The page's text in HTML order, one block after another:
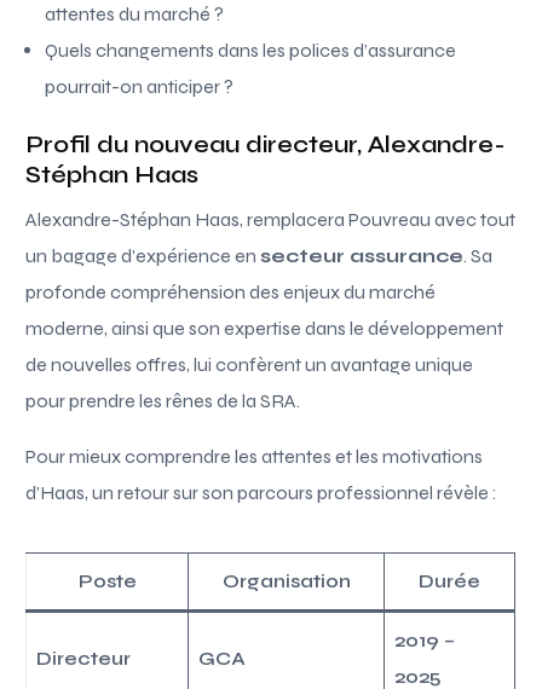
attentes du marché ?
Quels changements dans les polices d’assurance
pourrait-on anticiper ?
Profil du nouveau directeur, Alexandre-
Stéphan Haas
Alexandre-Stéphan Haas, remplacera Pouvreau avec tout
un bagage d’expérience en secteur assurance. Sa
profonde compréhension des enjeux du marché
moderne, ainsi que son expertise dans le développement
de nouvelles offres, lui confèrent un avantage unique
pour prendre les rênes de la SRA.
Pour mieux comprendre les attentes et les motivations
d’Haas, un retour sur son parcours professionnel révèle :
Poste Organisation Durée
Directeur GCA
2019 –
2025